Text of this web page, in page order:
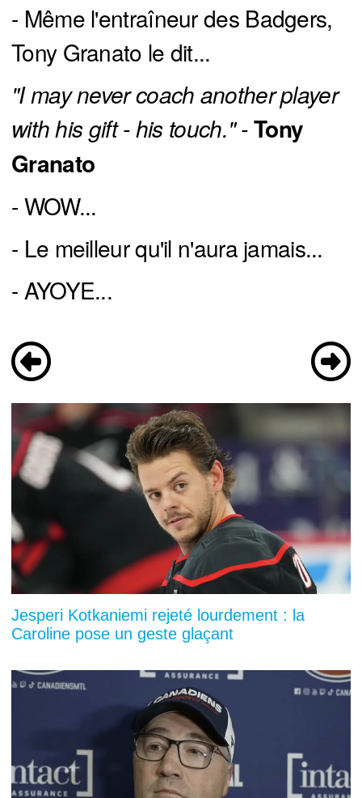
- Même l'entraîneur des Badgers,
Tony Granato le dit...
"I may never coach another player
with his gift - his touch." - Tony
Granato
- WOW...
- Le meilleur qu'il n'aura jamais...
- AYOYE...
Jesperi Kotkaniemi rejeté lourdement : la
Caroline pose un geste glaçant